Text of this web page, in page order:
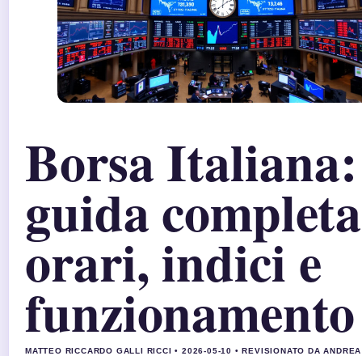
Borsa Italiana:
guida
orari, indici e
funzionamento
MATTEO RICCARDO GALLI RICCI • 2026-05-10 • REVISIONATO DA